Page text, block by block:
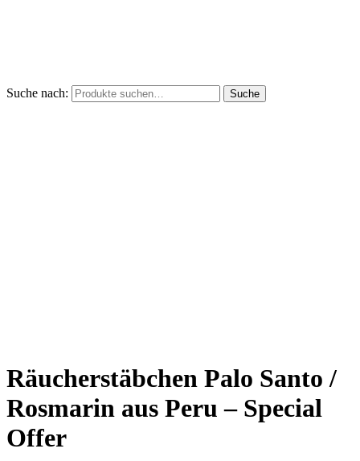
Suche nach: Suche
Räucherstäbchen Palo Santo /
Rosmarin aus Peru – Special
Offer